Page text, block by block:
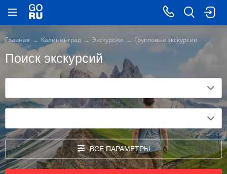
Главная Калининград Экскурсии Групповые экскурсии
Поиск экскурсий
ВСЕ ПАРАМЕТРЫ